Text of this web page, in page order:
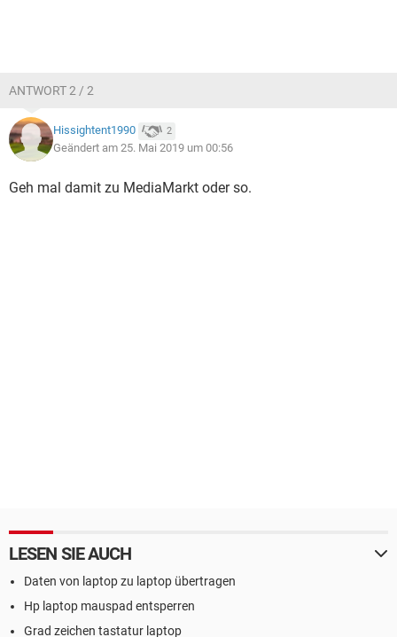
ANTWORT 2 / 2
Hissightent1990 2
Geändert am 25. Mai 2019 um 00:56
Geh mal damit zu MediaMarkt oder so.
LESEN SIE AUCH
Daten von laptop zu laptop übertragen
Hp laptop mauspad entsperren
Grad zeichen tastatur laptop